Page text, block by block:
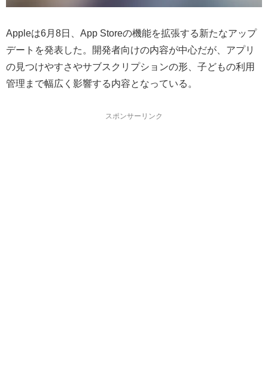
Appleは6月8日、App Storeの機能を拡張する新たなアップ
デートを発表した。開発者向けの内容が中心だが、アプリ
の見つけやすさやサブスクリプションの形、子どもの利用
管理まで幅広く影響する内容となっている。
スポンサーリンク